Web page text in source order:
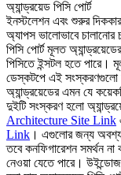
অ্যান্ড্রয়েড পিসি পোর্ট
ইনস্টলেশন এবং শুরুর
অ্যাপস ভালোভাবে চালানোর
পিসি পোর্ট মূলত
পিসিতে ইন্সটল হতে পারে।
ডেস্কটপে এই সংস্করণগুলো
অ্যান্ড্রয়েডের এমন যে
দুইটি সংস্করণ হলো
Architecture Site Link
Link । এগুলোর জন্য অবশ্য
তবে কনফিগারেশন সমর্থন না
নেওয়া যেতে পারে।